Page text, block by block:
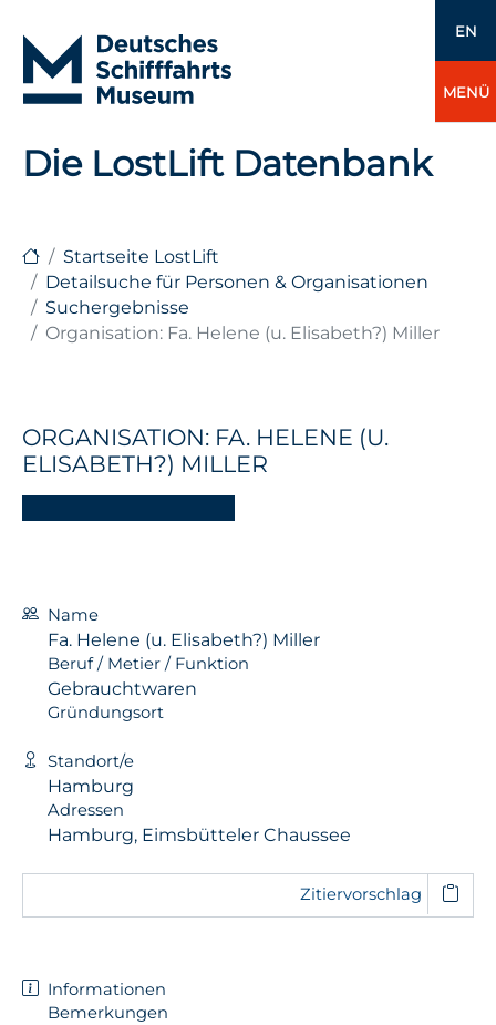
EN
MENÜ
Die LostLift Datenbank
Startseite LostLift
Detailsuche für Personen & Organisationen
Suchergebnisse
Organisation: Fa. Helene (u. Elisabeth?) Miller
ORGANISATION: FA. HELENE (U.
ELISABETH?) MILLER
Name
Fa. Helene (u. Elisabeth?) Miller
Beruf / Metier / Funktion
Gebrauchtwaren
Gründungsort
Standort/e
Hamburg
Adressen
Hamburg, Eimsbütteler Chaussee
Zitiervorschlag
Informationen
Bemerkungen